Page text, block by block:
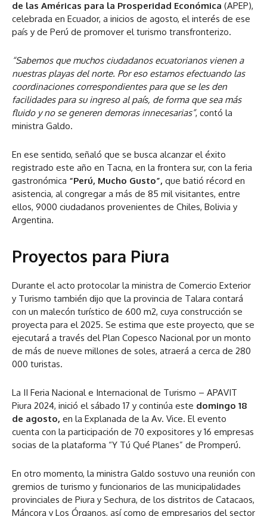
de las Américas para la Prosperidad Económica (APEP),
celebrada en Ecuador, a inicios de agosto, el interés de ese
país y de Perú de promover el turismo transfronterizo.
“Sabemos que muchos ciudadanos ecuatorianos vienen a
nuestras playas del norte. Por eso estamos efectuando las
coordinaciones correspondientes para que se les den
facilidades para su ingreso al país, de forma que sea más
fluido y no se generen demoras innecesarias”, contó la
ministra Galdo.
En ese sentido, señaló que se busca alcanzar el éxito
registrado este año en Tacna, en la frontera sur, con la feria
gastronómica “Perú, Mucho Gusto”, que batió récord en
asistencia, al congregar a más de 85 mil visitantes, entre
ellos, 9000 ciudadanos provenientes de Chiles, Bolivia y
Argentina.
Proyectos para Piura
Durante el acto protocolar la ministra de Comercio Exterior
y Turismo también dijo que la provincia de Talara contará
con un malecón turístico de 600 m2, cuya construcción se
proyecta para el 2025. Se estima que este proyecto, que se
ejecutará a través del Plan Copesco Nacional por un monto
de más de nueve millones de soles, atraerá a cerca de 280
000 turistas.
La II Feria Nacional e Internacional de Turismo – APAVIT
Piura 2024, inició el sábado 17 y continúa este domingo 18
de agosto, en la Explanada de la Av. Vice. El evento
cuenta con la participación de 70 expositores y 16 empresas
socias de la plataforma “Y Tú Qué Planes” de Promperú.
En otro momento, la ministra Galdo sostuvo una reunión con
gremios de turismo y funcionarios de las municipalidades
provinciales de Piura y Sechura, de los distritos de Catacaos,
Máncora y Los Órganos, así como de empresarios del sector